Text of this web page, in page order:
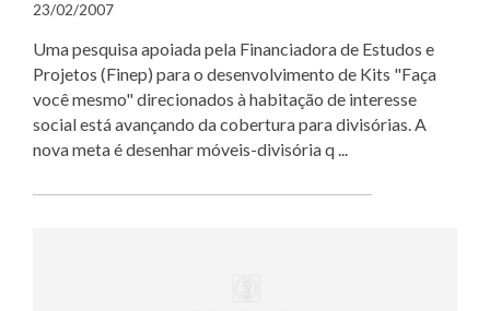
23/02/2007
Uma pesquisa apoiada pela Financiadora de Estudos e
Projetos (Finep) para o desenvolvimento de Kits "Faça
você mesmo" direcionados à habitação de interesse
social está avançando da cobertura para divisórias. A
nova meta é desenhar móveis-divisória q ...